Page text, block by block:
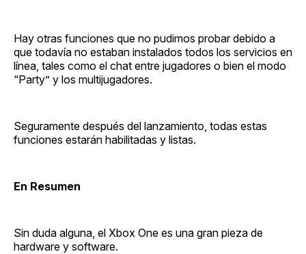
Hay otras funciones que no pudimos probar debido a
que todavía no estaban instalados todos los servicios en
línea, tales como el chat entre jugadores o bien el modo
“Party” y los multijugadores.
Seguramente después del lanzamiento, todas estas
funciones estarán habilitadas y listas.
En Resumen
Sin duda alguna, el Xbox One es una gran pieza de
hardware y software.